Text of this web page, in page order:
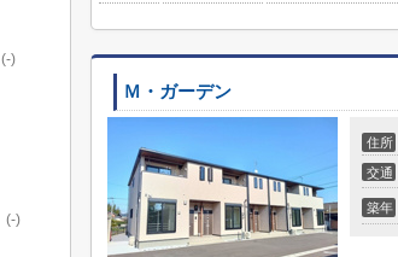
Ｍ・ガーデン
住所
交通
築年
(-)
(-)